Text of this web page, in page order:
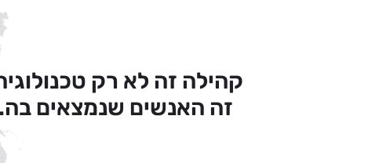
קהילה זה לא רק
זה האנשים שנמצאים בה.